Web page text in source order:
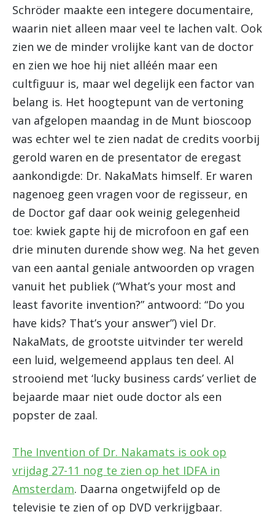
Schröder maakte een integere documentaire,
waarin niet alleen maar veel te lachen valt. Ook
zien we de minder vrolijke kant van de doctor
en zien we hoe hij niet alléén maar een
cultfiguur is, maar wel degelijk een factor van
belang is. Het hoogtepunt van de vertoning
van afgelopen maandag in de Munt bioscoop
was echter wel te zien nadat de credits voorbij
gerold waren en de presentator de eregast
aankondigde: Dr. NakaMats himself. Er waren
nagenoeg geen vragen voor de regisseur, en
de Doctor gaf daar ook weinig gelegenheid
toe: kwiek gapte hij de microfoon en gaf een
drie minuten durende show weg. Na het geven
van een aantal geniale antwoorden op vragen
vanuit het publiek (“What’s your most and
least favorite invention?” antwoord: “Do you
have kids? That’s your answer”) viel Dr.
NakaMats, de grootste uitvinder ter wereld
een luid, welgemeend applaus ten deel. Al
strooiend met ‘lucky business cards’ verliet de
bejaarde maar niet oude doctor als een
popster de zaal.
The Invention of Dr. Nakamats is ook op
vrijdag 27-11 nog te zien op het IDFA in
Amsterdam. Daarna ongetwijfeld op de
televisie te zien of op DVD verkrijgbaar.